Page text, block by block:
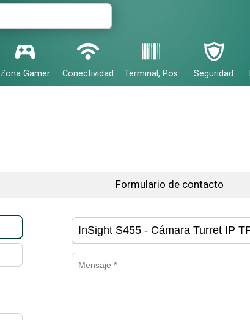
Zona Gamer Conectividad Terminal, Pos Seguridad
Formulario de contacto